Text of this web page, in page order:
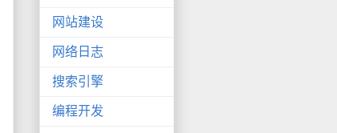
网站建设
网络日志
搜索引擎
编程开发